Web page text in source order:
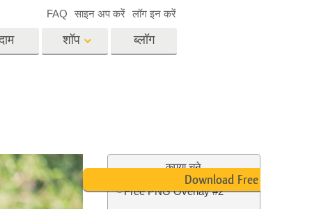
शॉप ब्लॉग
FAQ साइन अप करें लॉग इन करें
कृपया चुने
Free PNG Overlay #2
Download Free PNG